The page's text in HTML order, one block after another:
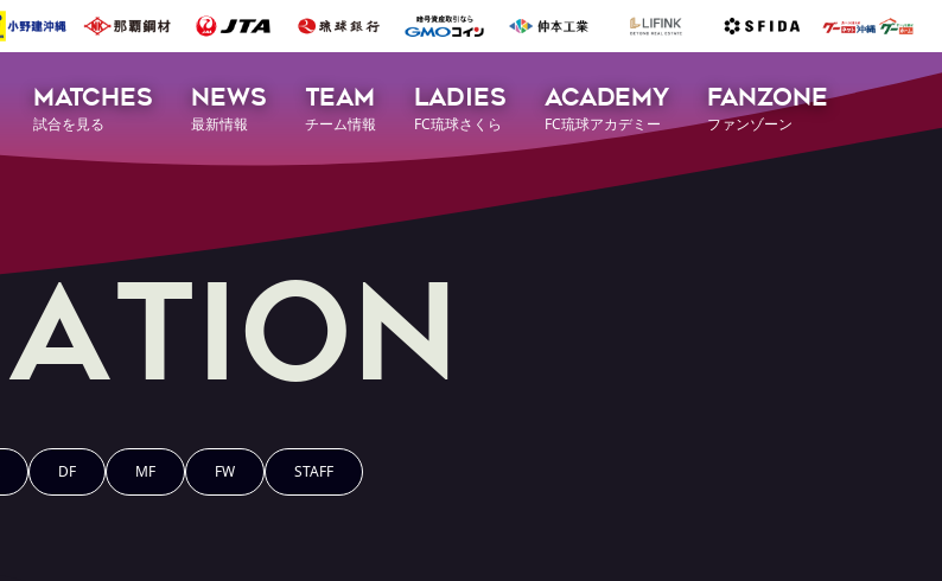
MATCHES
試合を見る
NEWS
最新情報
TEAM
チーム情報
LADIES
FC琉球さくら
ACADEMY
FC琉球アカデミー
FANZONE
ファンゾーン
ation
DF MF FW STAFF